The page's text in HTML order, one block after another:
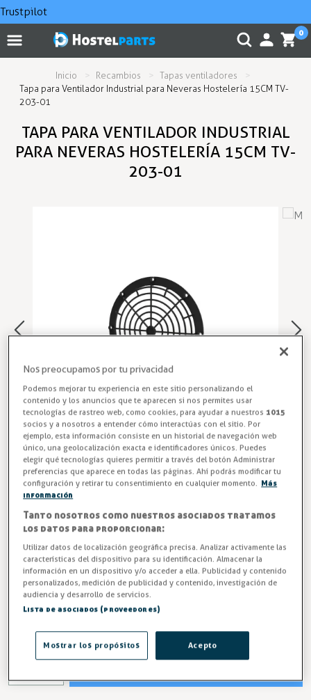
Trustpilot
0
Inicio Recambios
Tapas ventiladores
Tapa para Ventilador Industrial para Neveras Hostelería 15CM TV-
203-01
TAPA PARA VENTILADOR INDUSTRIAL
PARA NEVERAS HOSTELERÍA 15CM TV-
203-01
Tapa de Ventilador Nevera
TAPA VENTILADOR 15CM TV-203-01
-3% AHORRA -0,07 €
2,35 €
IVA excl. 1,94€
Nos preocupamos por tu privacidad
Podemos mejorar tu experiencia en este sitio personalizando el
contenido y los anuncios que te aparecen si nos permites usar
tecnologías de rastreo web, como cookies, para ayudar a nuestros 1015
socios y a nosotros a entender cómo interactúas con el sitio. Por
ejemplo, esta información consiste en un historial de navegación web
único, una geolocalización exacta e identificadores únicos. Puedes
elegir qué tecnologías quieres permitir a través del botón Administrar
preferencias que aparece en todas las páginas. Ahí podrás modificar tu
configuración y retirar tu consentimiento en cualquier momento. Más
información
Tanto nosotros como nuestros asociados tratamos
los datos para proporcionar:
Utilizar datos de localización geográfica precisa. Analizar activamente las
características del dispositivo para su identificación. Almacenar la
información en un dispositivo y/o acceder a ella. Publicidad y contenido
personalizados, medición de publicidad y contenido, investigación de
audiencia y desarrollo de servicios.
Lista de asociados (proveedores)
Acepto
Mostrar los propósitos